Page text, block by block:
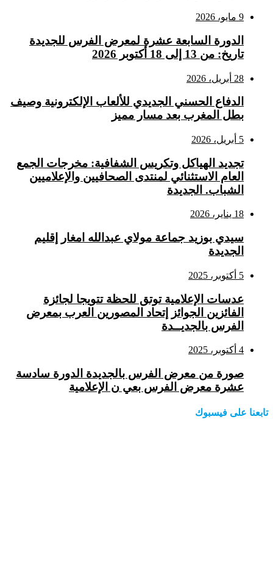
9 مايو، 2026
الدورة السابعة عشرة لمعرض الفرس للجديدة
تاريخ: من 13 إلى 18 أكتوبر 2026
28 أبريل، 2026
الدفاع الحسني الجديدي للألعاب الإلكترونية وصيف
بطل المغرب بعد مسار مميز
5 أبريل، 2026
تجديد الهياكل وتكريس الشفافية: مخرجات الجمع
العام الاستثنائي لمنتدى الصحافيين والإعلاميين
الشباب. الجديدة
18 يناير، 2026
سيدي بوزيد جماعة مولاي عبدالله امغار إقليم
الجديدة
5 أكتوبر، 2025
عدسات الإعلامية توتق للحظة تتويجا لجائزة
الفائزين الجوائز إتحاد المصورين العرب بمعرض
الفرس بالجديــدة
4 أكتوبر، 2025
صورة من معرض الفرس بالجديدة الدورة سادسة
عشرة معرض الفرس بعي ن الإعلامية
تابعنا على فيسبوك